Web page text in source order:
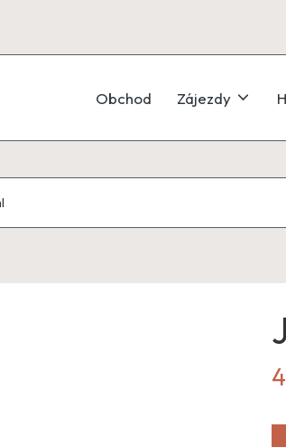
Obchod Zájezdy